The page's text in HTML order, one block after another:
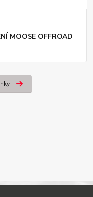
MOOSE OFFROAD